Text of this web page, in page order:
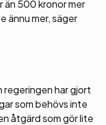
än 500 kronor mer
ännu mer, säger
regeringen har gjort
som behövs inte
åtgärd som gör lite